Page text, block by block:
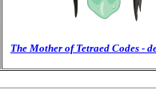
The Mother of Tetraed Codes -